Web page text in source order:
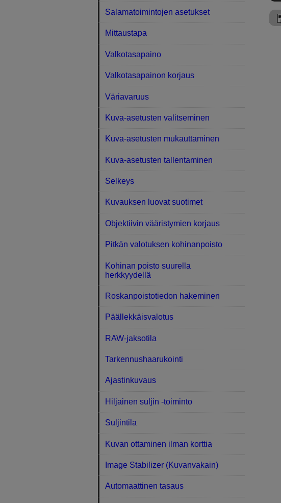
Salamatoimintojen asetukset
Mittaustapa
Valkotasapaino
Valkotasapainon korjaus
Väriavaruus
Kuva-asetusten valitseminen
Kuva-asetusten mukauttaminen
Kuva-asetusten tallentaminen
Selkeys
Kuvauksen luovat suotimet
Objektiivin vääristymien korjaus
Pitkän valotuksen kohinanpoisto
Kohinan poisto suurella
herkkyydellä
Roskanpoistotiedon hakeminen
Päällekkäisvalotus
RAW-jaksotila
Tarkennushaarukointi
Ajastinkuvaus
Hiljainen suljin -toiminto
Suljintila
Kuvan ottaminen ilman korttia
Image Stabilizer (Kuvanvakain)
Automaattinen tasaus